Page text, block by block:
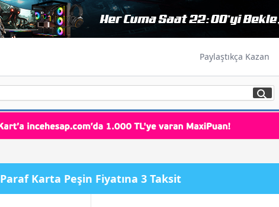
Paylaştıkça Kazan
Paraf Karta Peşin Fiyatına 3 Taksit